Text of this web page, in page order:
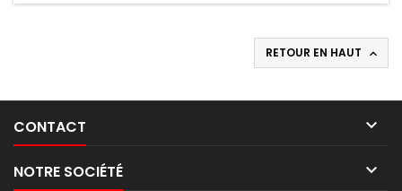
RETOUR EN HAUT 
CONTACT 
NOTRE SOCIÉTÉ 